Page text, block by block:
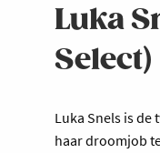
Luka
Select)
Luka Snels is de
haar droomjob